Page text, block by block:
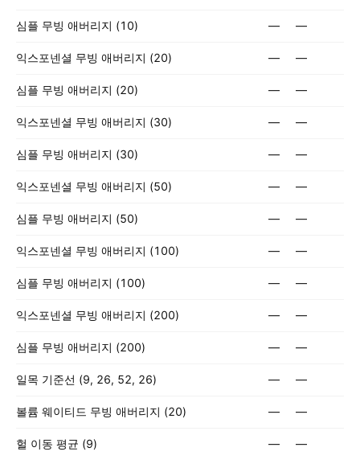
심플 무빙 애버리지 (10) — —
익스포넨셜 무빙 애버리지 (20) — —
심플 무빙 애버리지 (20) — —
익스포넨셜 무빙 애버리지 (30) — —
심플 무빙 애버리지 (30) — —
익스포넨셜 무빙 애버리지 (50) — —
심플 무빙 애버리지 (50) — —
익스포넨셜 무빙 애버리지 (100) — —
심플 무빙 애버리지 (100) — —
익스포넨셜 무빙 애버리지 (200) — —
심플 무빙 애버리지 (200) — —
일목 기준선 (9, 26, 52, 26) — —
볼륨 웨이티드 무빙 애버리지 (20) — —
헐 이동 평균 (9) — —